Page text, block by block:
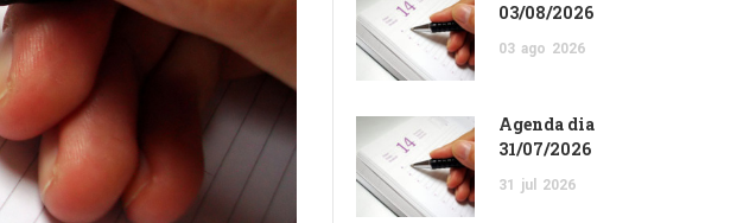
03/08/2026
03 ago 2026
Agenda dia
31/07/2026
31 jul 2026